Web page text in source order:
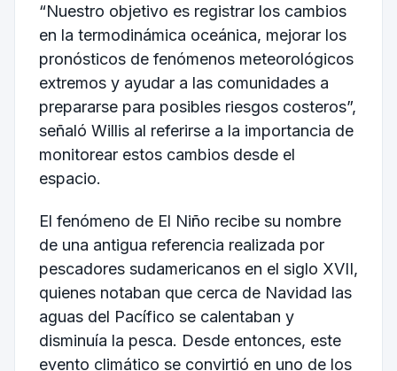
“Nuestro objetivo es registrar los cambios
en la termodinámica oceánica, mejorar los
pronósticos de fenómenos meteorológicos
extremos y ayudar a las comunidades a
prepararse para posibles riesgos costeros”,
señaló Willis al referirse a la importancia de
monitorear estos cambios desde el
espacio.
El fenómeno de El Niño recibe su nombre
de una antigua referencia realizada por
pescadores sudamericanos en el siglo XVII,
quienes notaban que cerca de Navidad las
aguas del Pacífico se calentaban y
disminuía la pesca. Desde entonces, este
evento climático se convirtió en uno de los